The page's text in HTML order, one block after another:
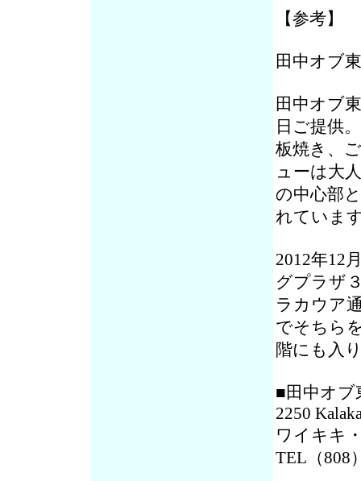
【参考】
田中オブ
田中オブ
日ご提供
板焼き、
ューは大
の中心部
れていま
2012年12
グプラザ
ラカウア
でそちら
階にも入
■田中オブ
2250
ワイキキ
TEL（808